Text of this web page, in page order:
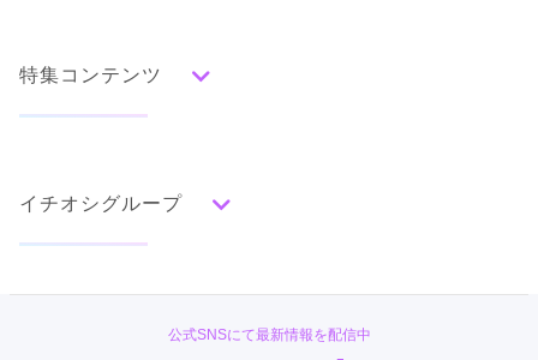
みんなの振袖ランキングトップ
色別ランキング
グレー
白
エレガント キュート クール
口コミから探す
特集コンテンツ
ママ振特集
個性的振袖コーディネート特集
成人式レポート
振袖ブランド特集
イチオシグループ
公式SNSにて最新情報を配信中